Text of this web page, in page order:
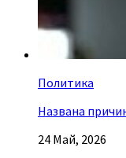
Политика
Названа
24 Май, 2026